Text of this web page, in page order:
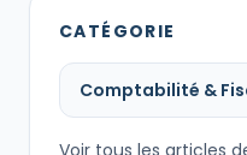
CATÉGORIE
Comptabilité &
Voir tous les articles